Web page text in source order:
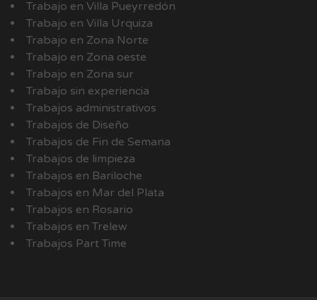
Trabajo en Villa Pueyrredón
Trabajo en Villa Urquiza
Trabajo en Zona Norte
Trabajo en Zona oeste
Trabajo en Zona sur
Trabajo sin experiencia
Trabajos administrativos
Trabajos de Diseño
Trabajos de Fin de Semana
Trabajos de limpieza
Trabajos en Bariloche
Trabajos en Mar del Plata
Trabajos en Rosario
Trabajos en Trelew
Trabajos Part Time